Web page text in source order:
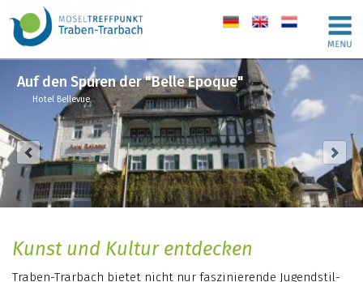
de en nl
Auf den Spuren der "Belle Epoque"
Hotel Bellevue
Kunst und Kultur entdecken
Traben-Trarbach bietet nicht nur faszinierende Jugendstil-